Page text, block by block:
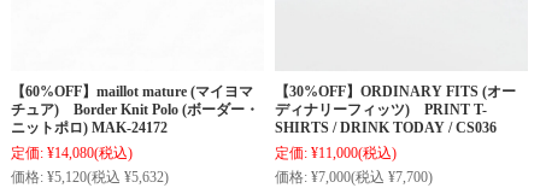
【60%OFF】maillot mature (マイヨマ
チュア) Border Knit Polo (ボーダー・
ニットポロ) MAK-24172
定価: ¥14,080(税込)
価格: ¥5,120(税込 ¥5,632)
【30%OFF】ORDINARY FITS (オー
ディナリーフィッツ) PRINT T-
SHIRTS / DRINK TODAY / CS036
定価: ¥11,000(税込)
価格: ¥7,000(税込 ¥7,700)